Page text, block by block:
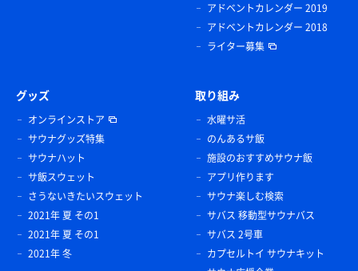
アドベントカレンダー 2019
アドベントカレンダー 2018
ライター募集
グッズ
オンラインストア
サウナグッズ特集
サウナハット
サ飯スウェット
さうないきたいスウェット
2021年 夏 その1
2021年 夏 その1
2021年 冬
取り組み
水曜サ活
のんあるサ飯
施設のおすすめサウナ飯
アプリ作ります
サウナ楽しむ検索
サバス 移動型サウナバス
サバス 2号車
カプセルトイ サウナキット